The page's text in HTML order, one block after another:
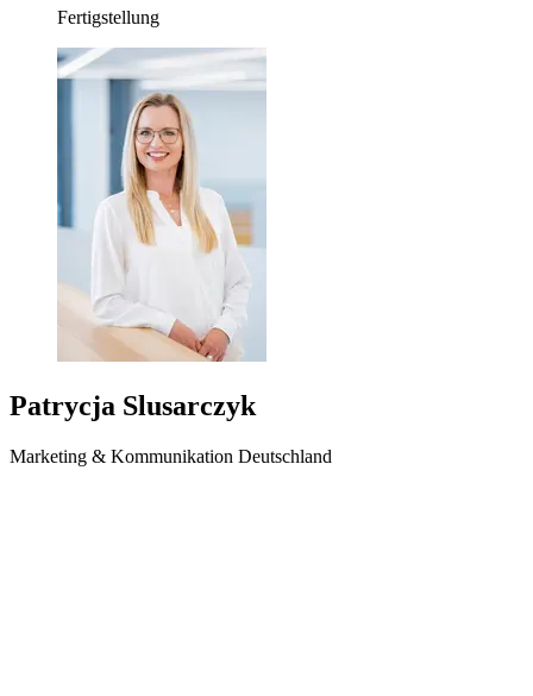
Fertigstellung
Patrycja Slusarczyk
Marketing & Kommunikation Deutschland